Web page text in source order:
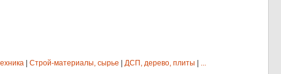
Строй-материалы, сырье ДСП, дерево, плиты
...